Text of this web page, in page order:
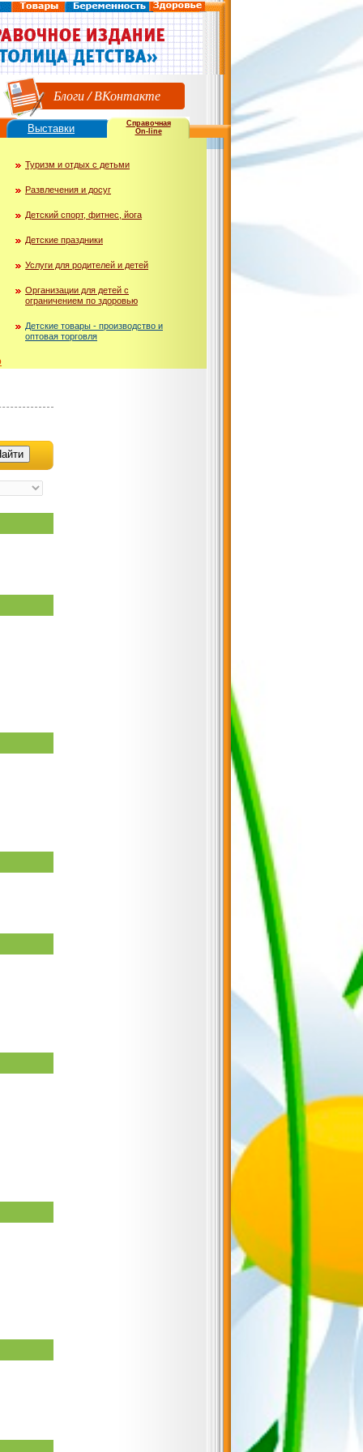
Блоги/ВКонтакте
Туризм и отдых с детьми
Развлечения и досуг
Детский спорт, фитнес, йога
Детские праздники
Услуги для родителей и детей
Организации для детей с
ограничением по здоровью
Детские товары - производство и
оптовая торговля
Справочная
On-line
Выставки